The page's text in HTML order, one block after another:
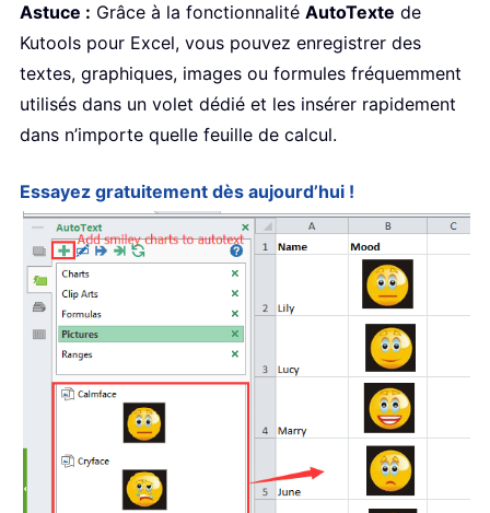
Astuce : Grâce à la fonctionnalité AutoTexte de
Kutools pour Excel, vous pouvez enregistrer des
textes, graphiques, images ou formules fréquemment
utilisés dans un volet dédié et les insérer rapidement
dans n’importe quelle feuille de calcul.
Essayez gratuitement dès aujourd’hui !